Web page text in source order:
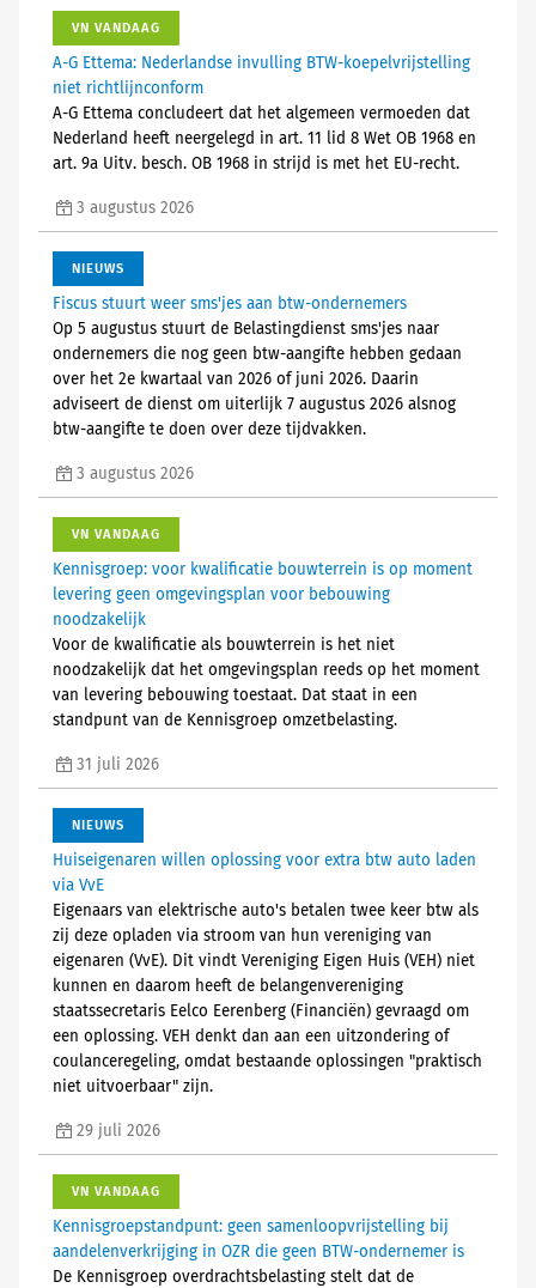
VN VANDAAG
A-G Ettema: Nederlandse invulling BTW-koepelvrijstelling
niet richtlijnconform
A-G Ettema concludeert dat het algemeen vermoeden dat
Nederland heeft neergelegd in art. 11 lid 8 Wet OB 1968 en
art. 9a Uitv. besch. OB 1968 in strijd is met het EU-recht.
3 augustus 2026
NIEUWS
Fiscus stuurt weer sms'jes aan btw-ondernemers
Op 5 augustus stuurt de Belastingdienst sms'jes naar
ondernemers die nog geen btw-aangifte hebben gedaan
over het 2e kwartaal van 2026 of juni 2026. Daarin
adviseert de dienst om uiterlijk 7 augustus 2026 alsnog
btw-aangifte te doen over deze tijdvakken.
3 augustus 2026
VN VANDAAG
Kennisgroep: voor kwalificatie bouwterrein is op moment
levering geen omgevingsplan voor bebouwing
noodzakelijk
Voor de kwalificatie als bouwterrein is het niet
noodzakelijk dat het omgevingsplan reeds op het moment
van levering bebouwing toestaat. Dat staat in een
standpunt van de Kennisgroep omzetbelasting.
31 juli 2026
NIEUWS
Huiseigenaren willen oplossing voor extra btw auto laden
via VvE
Eigenaars van elektrische auto's betalen twee keer btw als
zij deze opladen via stroom van hun vereniging van
eigenaren (VvE). Dit vindt Vereniging Eigen Huis (VEH) niet
kunnen en daarom heeft de belangenvereniging
staatssecretaris Eelco Eerenberg (Financiën) gevraagd om
een oplossing. VEH denkt dan aan een uitzondering of
coulanceregeling, omdat bestaande oplossingen "praktisch
niet uitvoerbaar" zijn.
29 juli 2026
VN VANDAAG
Kennisgroepstandpunt: geen samenloopvrijstelling bij
aandelenverkrijging in OZR die geen BTW-ondernemer is
De Kennisgroep overdrachtsbelasting stelt dat de